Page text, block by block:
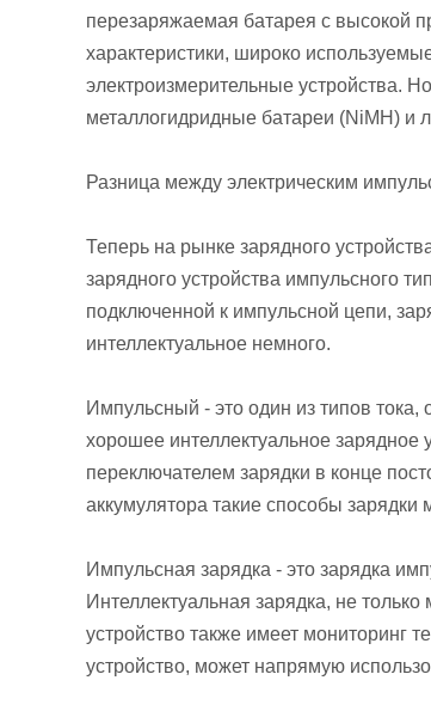
перезаряжаемая батарея с высокой
характеристики, широко
электроизмерительные устройства.
металлогидридные батареи (NiMH) и
Разница между электрическим
Теперь на рынке зарядного
зарядного устройства импульсного
подключенной к импульсной цепи,
интеллектуальное немного.
Импульсный - это один из типов тока,
хорошее интеллектуальное зарядное
переключателем зарядки в конце
аккумулятора такие способы
Импульсная зарядка - это зарядка
Интеллектуальная зарядка, не
устройство также имеет мониторинг
устройство, может напрямую